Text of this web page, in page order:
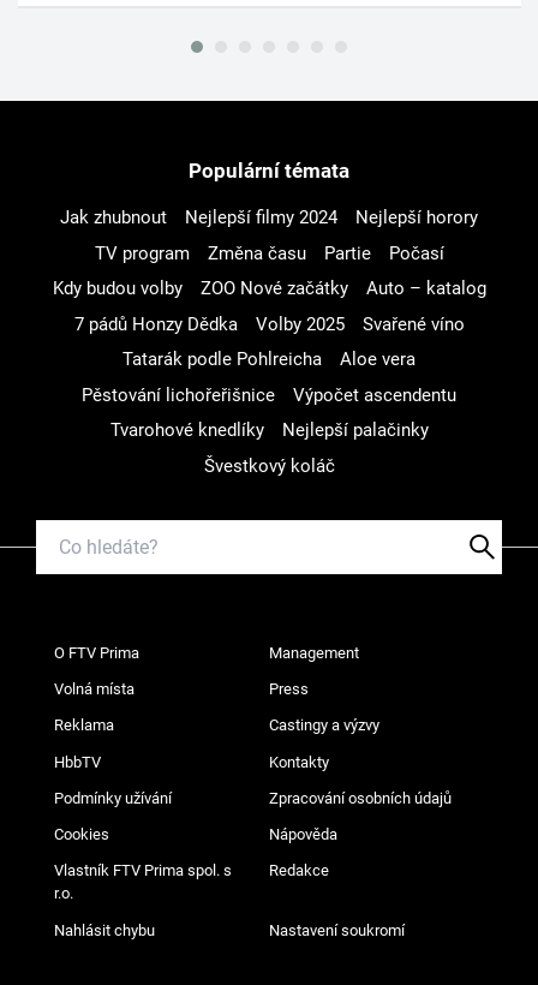
Populární témata
Jak zhubnout Nejlepší filmy 2024
Nejlepší horory
TV program
Změna času Partie
Počasí
Kdy budou volby
ZOO Nové začátky
Auto – katalog
7 pádů Honzy Dědka
Volby 2025
Svařené víno
Tatarák podle Pohlreicha
Aloe vera
Pěstování lichořeřišnice
Výpočet ascendentu
Tvarohové knedlíky
Nejlepší palačinky
Švestkový koláč
O FTV Prima Management
Volná místa Press
Reklama Castingy a výzvy
HbbTV Kontakty
Podmínky užívání Zpracování osobních údajů
Cookies Nápověda
Vlastník FTV Prima spol. s
r.o.
Redakce
Nahlásit chybu Nastavení soukromí